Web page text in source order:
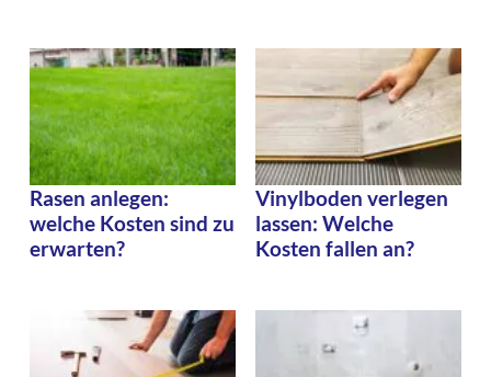
Rasen anlegen:
welche Kosten sind zu
erwarten?
Vinylboden verlegen
lassen: Welche
Kosten fallen an?